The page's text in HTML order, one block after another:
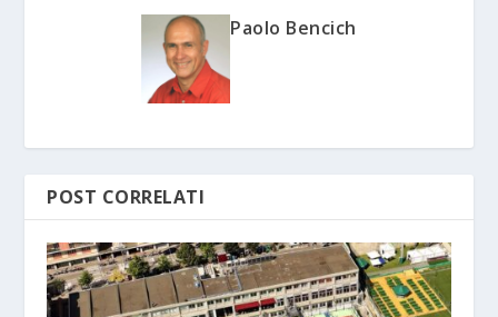
Paolo Bencich
POST CORRELATI